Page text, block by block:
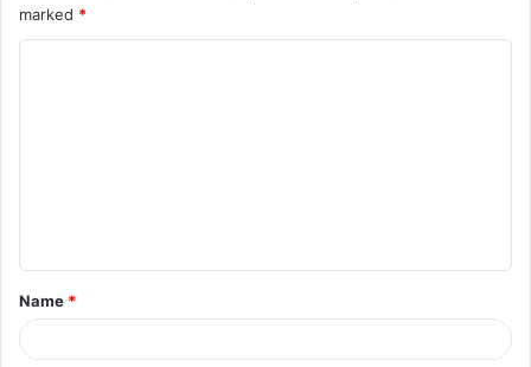
marked *
t
*
Name *